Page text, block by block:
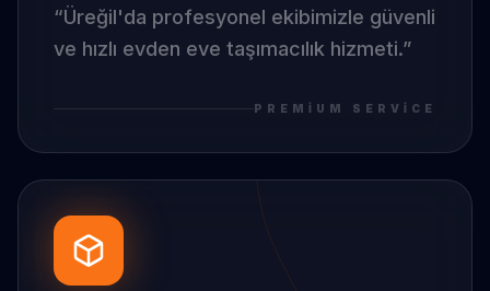
“Üreğil'da profesyonel ekibimizle güvenli
ve hızlı evden eve taşımacılık hizmeti.”
PREMIUM SERVICE